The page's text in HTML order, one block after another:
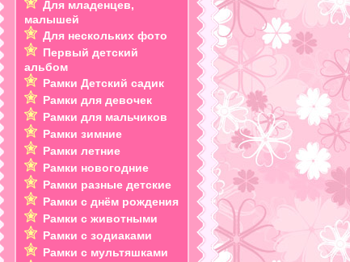
Для младенцев,
малышей
Для нескольких фото
Первый детский
альбом
Рамки Детский садик
Рамки для девочек
Рамки для мальчиков
Рамки зимние
Рамки летние
Рамки новогодние
Рамки разные детские
Рамки с днём рождения
Рамки с животными
Рамки с зодиаками
Рамки с мультяшками